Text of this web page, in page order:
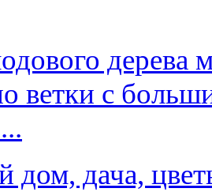
дерева
ветки с
дом, дача,